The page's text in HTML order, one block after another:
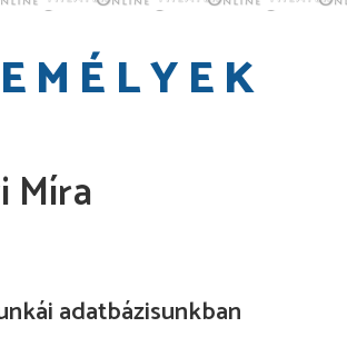
Míra
adatbázisunkban